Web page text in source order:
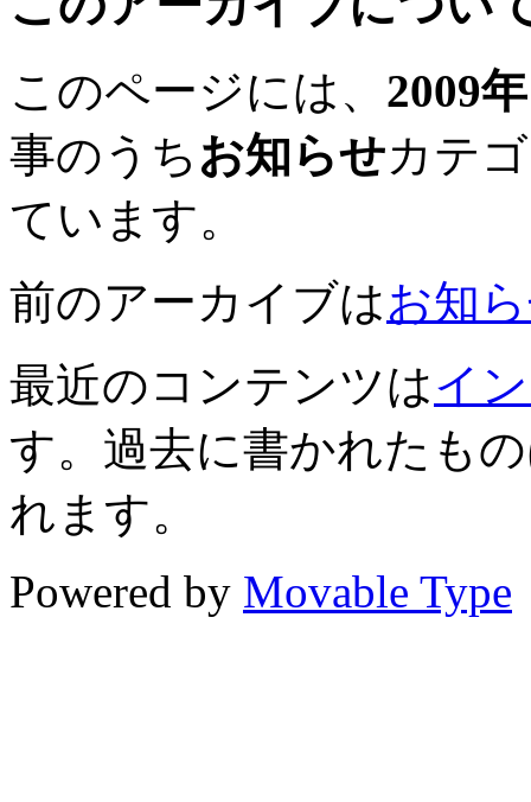
このページには、 2009
事のうち お知らせカテ
ています。
前のアーカイブはお知
最近のコンテンツはイ
す。過去に書かれたも
れます。
Powered by Movable Type